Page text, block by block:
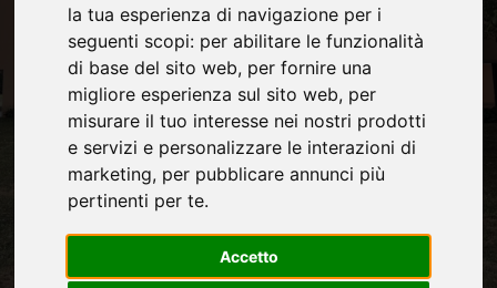
la tua esperienza di navigazione per i
seguenti scopi: per abilitare le funzionalità
di base del sito web, per fornire una
migliore esperienza sul sito web, per
misurare il tuo interesse nei nostri prodotti
e servizi e personalizzare le interazioni di
marketing, per pubblicare annunci più
pertinenti per te.
Accetto